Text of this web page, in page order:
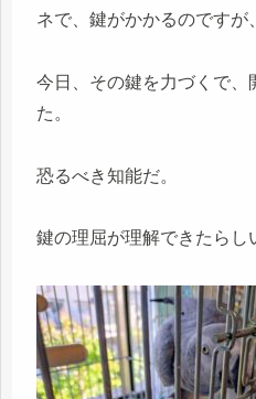
ネで、鍵がかかるのですが、
今日、その鍵を力づくで、
た。
恐るべき知能だ。
鍵の理屈が理解できたらし